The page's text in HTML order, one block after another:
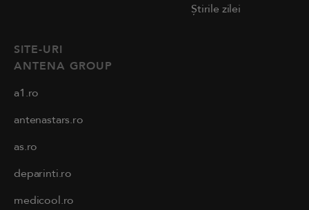
Știrile zilei
SITE-URI
ANTENA GROUP
a1.ro
antenastars.ro
as.ro
deparinti.ro
medicool.ro